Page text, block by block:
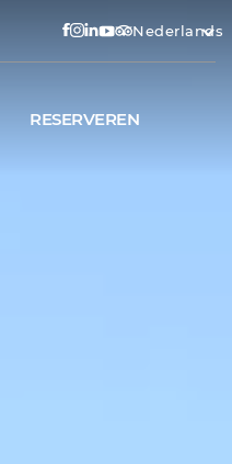
Nederlands
RESERVEREN